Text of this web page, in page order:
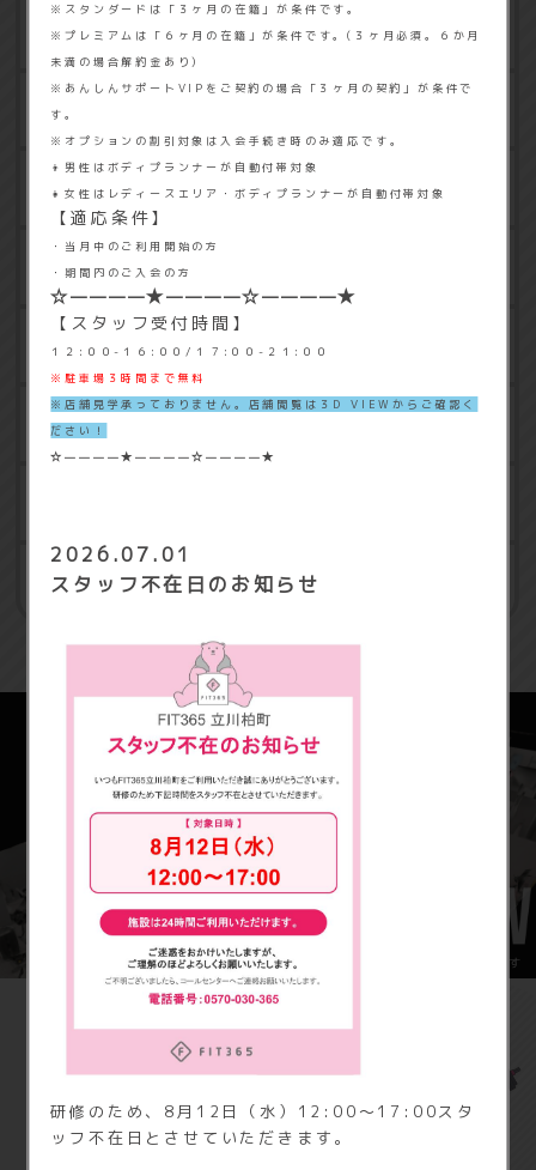
契約ロッカー
タンニングマシン
コラーゲンマシン
更衣室
相互利用
施設内を3Dで見学できます
FIT365 立川柏町の
基本料金
※スタンダードは「３ヶ月の在籍」が条件です。
※プレミアムは「６ヶ月の在籍」が条件です。(３ヶ月必須。６か月
未満の場合解約金あり)
※あんしんサポートVIPをご契約の場合「３ヶ月の契約」が条件で
す。
※オプションの割引対象は入会手続き時のみ適応です。
👦男性はボディプランナーが自動付帯対象
👧女性はレディースエリア・ボディプランナーが自動付帯対象
【適応条件】
・当月中のご利用開始の方
・期間内のご入会の方
☆————★————☆————★
【スタッフ受付時間】
１２:００-１６:００/１７:００-２１:００
※駐車場３時間まで無料
※店舗見学承っておりません。店舗閲覧は３D VIEWからご確認く
ださい！
☆————★————☆————★
2026.07.01
スタッフ不在日のお知らせ
研修のため、8月12日（水）12:00～17:00スタ
ッフ不在日とさせていただきます。